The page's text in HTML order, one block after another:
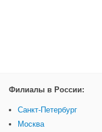
Филиалы в России:
Санкт-Петербург
Москва